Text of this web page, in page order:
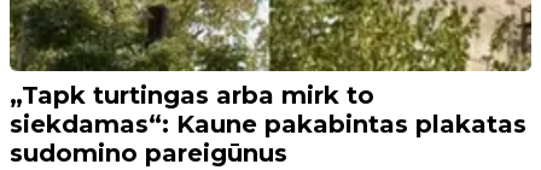
„Tapk turtingas arba mirk to
siekdamas“: Kaune pakabintas plakatas
sudomino pareigūnus